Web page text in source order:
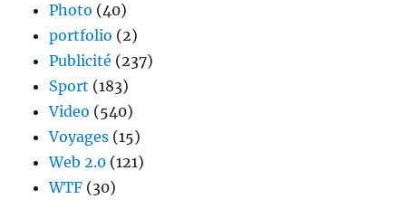
Photo (40)
portfolio (2)
Publicité (237)
Sport (183)
Video (540)
Voyages (15)
Web 2.0 (121)
WTF (30)